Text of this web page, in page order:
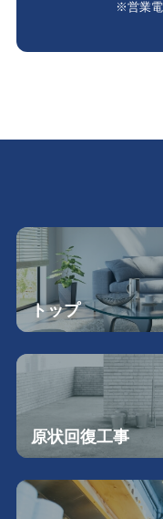
※営業
トップ
原状回復工事